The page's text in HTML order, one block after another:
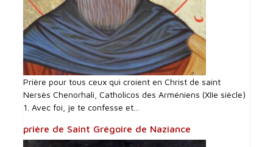
Prière pour tous ceux qui croient en Christ de saint
Nersès Chenorhali, Catholicos des Arméniens (XIIe siècle)
1. Avec foi, je te confesse et...
prière de Saint Grégoire de Naziance